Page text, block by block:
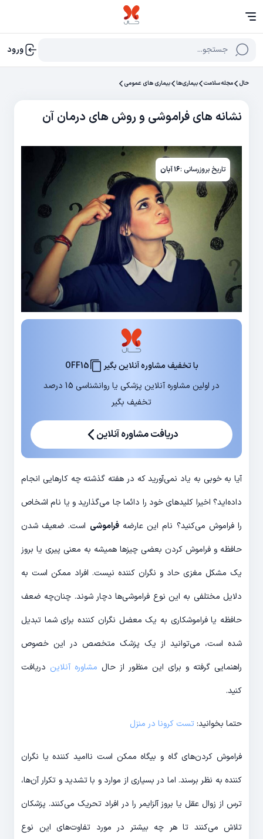
جستجو... ورود
حال مجله سلامت بیماری‌ها بیماری های عمومی
نشانه های فراموشی و روش های درمان آن
تاریخ بروزرسانی :۱۶ آبان
با تخفیف مشاوره آنلاین بگیر
OFF15
در اولین مشاوره آنلاین پزشکی یا روانشناسی 15 درصد
تخفیف بگیر
دریافت مشاوره آنلاین
آیا به خوبی به یاد نمی‌آورید که در هفته گذشته چه کارهایی انجام
داده‌اید؟ اخیرا کلیدهای خود را دائما جا می‌گذارید و یا نام اشخاص
را فراموش می‌کنید؟ نام این عارضهفراموشی است. ضعیف شدن
حافظه و فراموش کردن بعضی چیزها همیشه به معنی پیری یا بروز
یک مشکل مغزی حاد و نگران کننده نیست. افراد ممکن است به
دلایل مختلفی به این نوع فراموشی‌ها دچار شوند. چنان‌چه ضعف
حافظه یا فراموشکاری به یک معضل نگران کننده برای شما تبدیل
شده است، می‌توانید از یک پزشک متخصص در این خصوص
راهنمایی گرفته و برای این منظور از حال مشاوره آنلاین دریافت
کنید.
حتما بخوانید:تست کرونا در منزل
فراموش کردن‌های گاه و بیگاه ممکن است ناامید کننده یا نگران
کننده به نظر برسند. اما در بسیاری از موارد و با تشدید و تکرار آن‌ها،
ترس از زوال عقل یا بروز آلزایمر را در افراد تحریک می‌کنند. پزشکان
تلاش می‌کنند تا هر چه بیشتر در مورد تفاوت‌های این نوع